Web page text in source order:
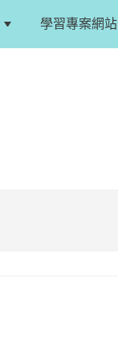
學習專案網站